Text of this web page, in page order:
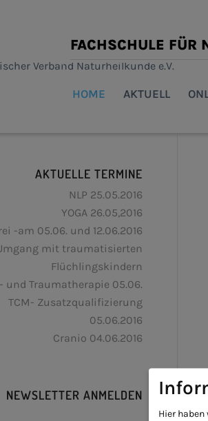
FACHSCHULE FÜR
HOME AKTUELL
AKTUELLE TERMINE
NLP 25.05.2016
YOGA 26.05,2016
-am 05.06. und 12.06.2016
mit traumatisierten
Flüchlingskindern
und Traumatherapie 05.06.
TCM- Zusatzqualifizierung
05.06.2016
Cranio 04.06.2016
NEWSLETTER ANMELDEN
Hier